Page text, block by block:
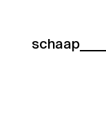
schaap